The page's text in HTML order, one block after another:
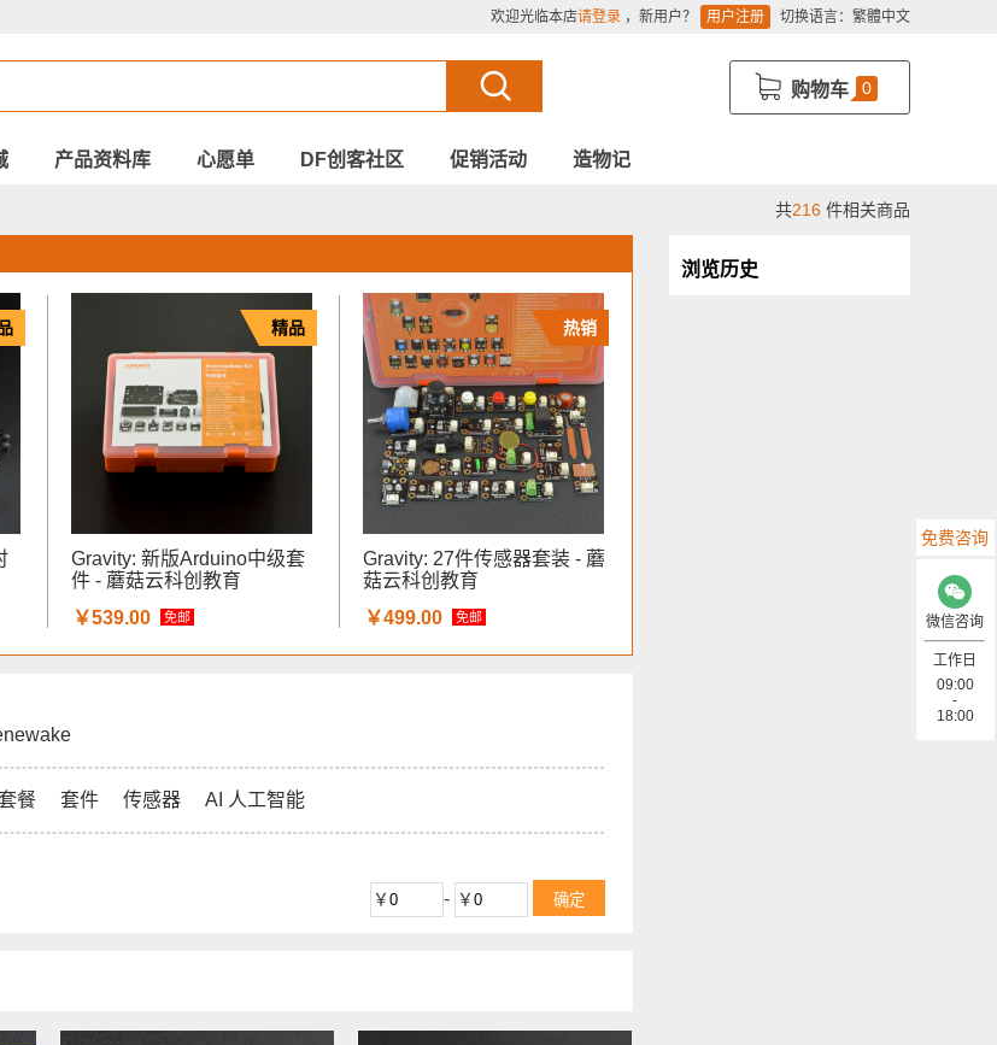
欢迎光临本店请登录 ，新用户？ 用户注册 切换语言： 繁體中文
购物车 0
产品资料库 心愿单 DF创客社区 促销活动 造物记
共216 件相关商品
精品
Gravity: 新版Arduino中级套
件 - 蘑菇云科创教育
￥539.00
免邮
热销
Gravity: 27件传感器套装 - 蘑
菇云科创教育
￥499.00
免邮
餐 套件 传感器 AI 人工智能
-
浏览历史
免费咨询
微信咨询
工作日
09:00
-
18:00